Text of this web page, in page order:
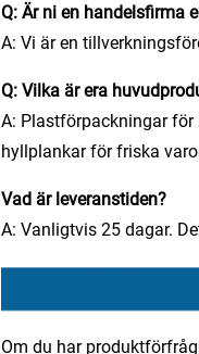
Q: Är ni en handelsfirma
A: Vi är en
Q: Vilka är era
A: Plastförpackningar för
hyllplankar för friska
Vad är leveranstiden?
A: Vanligtvis 25 dagar.
Om du har